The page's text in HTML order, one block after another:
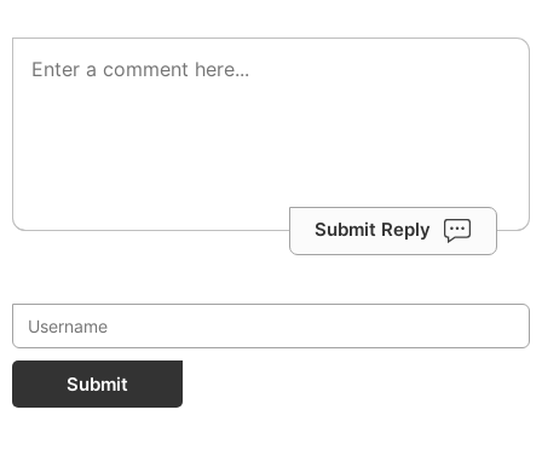
Submit Reply
Submit